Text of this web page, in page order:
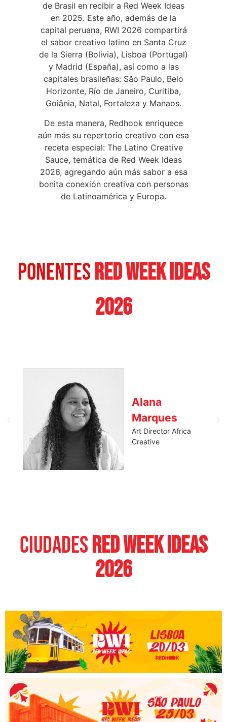
de Brasil en recibir a Red Week Ideas
en 2025. Este año, además de la
capital peruana, RWI 2026 compartirá
el sabor creativo latino en Santa Cruz
de la Sierra (Bolivia), Lisboa (Portugal)
y Madrid (España), así como a las
capitales brasileñas: São Paulo, Belo
Horizonte, Río de Janeiro, Curitiba,
Goiânia, Natal, Fortaleza y Manaos.
De esta manera, Redhook enriquece
aún más su repertorio creativo con esa
receta especial: The Latino Creative
Sauce, temática de Red Week Ideas
2026, agregando aún más sabor a esa
bonita conexión creativa con personas
de Latinoamérica y Europa.
PONENTESRED WEEK IDEAS
2026
Alana
Marques
Art Director Africa
Creative
CIUDADESRED WEEK IDEAS
2026